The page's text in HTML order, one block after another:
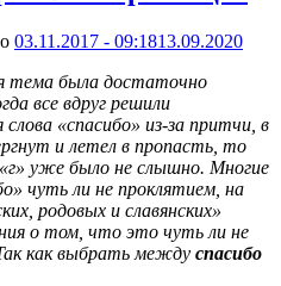
03.11.2017 - 09:1813.09.2020
тема была достаточно
все вдруг решили
«спасибо» из-за притчи, в
и летел в пропасть, то
уже было не слышно. Многие
чуть ли не проклятием, на
родовых и славянских»
о том, что это чуть ли не
как выбрать между спасибо